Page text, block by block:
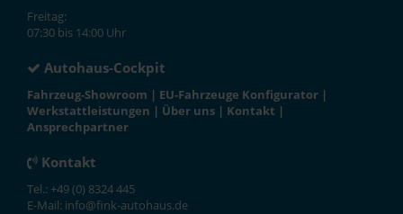
Freitag:
07:30 bis 14:00 Uhr
Autohaus-Cockpit
Fahrzeug-Showroom | EU-Fahrzeuge Konfigurator |
Werkstattleistungen | Über uns | Kontakt |
Ansprechpartner
Kontakt
Tel.: +49 (0) 8324 445
E-Mail: info@fink-autohaus.de